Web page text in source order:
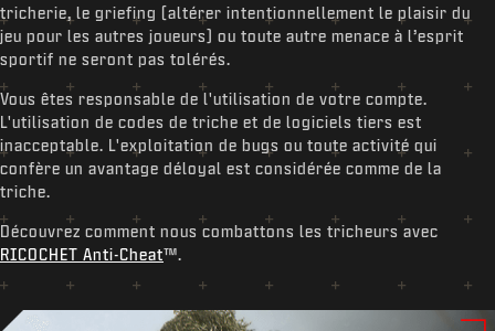
tricherie, le griefing (altérer intentionnellement le plaisir du
jeu pour les autres joueurs) ou toute autre menace à l’esprit
sportif ne seront pas tolérés.
Vous êtes responsable de l'utilisation de votre compte.
L'utilisation de codes de triche et de logiciels tiers est
inacceptable. L'exploitation de bugs ou toute activité qui
confère un avantage déloyal est considérée comme de la
triche.
Découvrez comment nous combattons les tricheurs avec
RICOCHET Anti-Cheat™.